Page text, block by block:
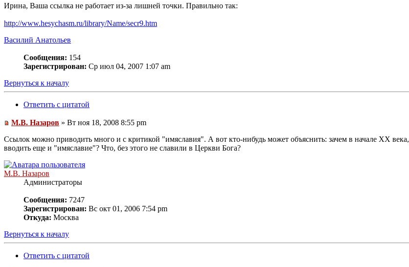
Ирина, Ваша ссылка не работает из-за лишней точки. Правильно так:
http://www.hesychasm.ru/library/Name/secr9.htm
Василий Анатольев
Сообщения: 154
Зарегистрирован: Ср июл 04, 2007 1:07 am
Вернуться к началу
Ответить с цитатой
М.В. Назаров » Вт ноя 18, 2008 8:55 pm
Ссылок можно приводить много и с критикой "имяславия". А вот кто-нибудь может объяснить: зачем в начале ХХ
вводить еще и "имяславие"? Что, без этого не славили в Церкви Бога?
М.В. Назаров
Администраторы
Сообщения: 7247
Зарегистрирован: Вс окт 01, 2006 7:54 pm
Откуда: Москва
Вернуться к началу
Ответить с цитатой